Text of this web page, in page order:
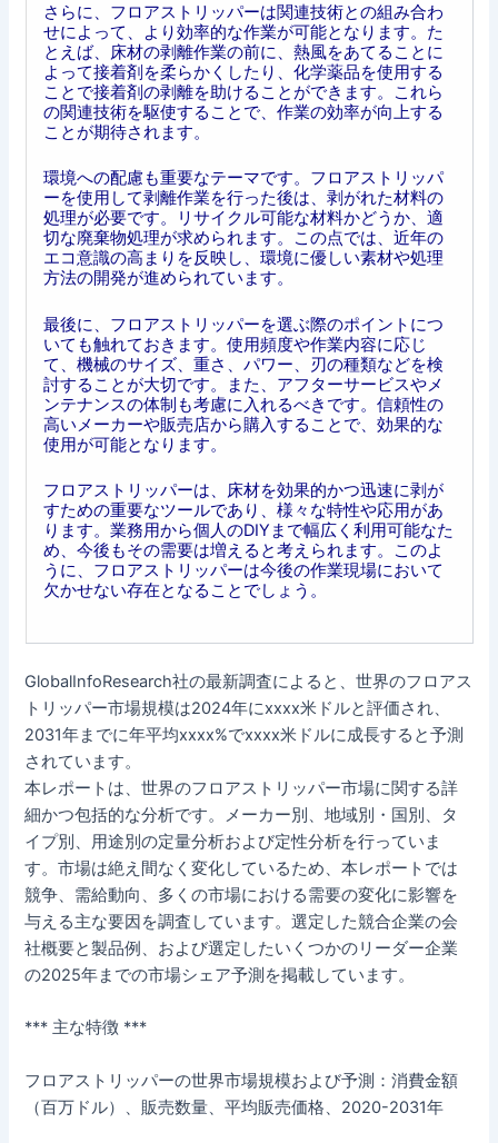
さらに、フロアストリッパーは関連技術との組み合わ
せによって、より効率的な作業が可能となります。た
とえば、床材の剥離作業の前に、熱風をあてることに
よって接着剤を柔らかくしたり、化学薬品を使用する
ことで接着剤の剥離を助けることができます。これら
の関連技術を駆使することで、作業の効率が向上する
ことが期待されます。
環境への配慮も重要なテーマです。フロアストリッパ
ーを使用して剥離作業を行った後は、剥がれた材料の
処理が必要です。リサイクル可能な材料かどうか、適
切な廃棄物処理が求められます。この点では、近年の
エコ意識の高まりを反映し、環境に優しい素材や処理
方法の開発が進められています。
最後に、フロアストリッパーを選ぶ際のポイントにつ
いても触れておきます。使用頻度や作業内容に応じ
て、機械のサイズ、重さ、パワー、刃の種類などを検
討することが大切です。また、アフターサービスやメ
ンテナンスの体制も考慮に入れるべきです。信頼性の
高いメーカーや販売店から購入することで、効果的な
使用が可能となります。
フロアストリッパーは、床材を効果的かつ迅速に剥が
すための重要なツールであり、様々な特性や応用があ
ります。業務用から個人のDIYまで幅広く利用可能なた
め、今後もその需要は増えると考えられます。このよ
うに、フロアストリッパーは今後の作業現場において
欠かせない存在となることでしょう。
GlobalInfoResearch社の最新調査によると、世界のフロアス
トリッパー市場規模は2024年にxxxx米ドルと評価され、
2031年までに年平均xxxx%でxxxx米ドルに成長すると予測
されています。
本レポートは、世界のフロアストリッパー市場に関する詳
細かつ包括的な分析です。メーカー別、地域別・国別、タ
イプ別、用途別の定量分析および定性分析を行っていま
す。市場は絶え間なく変化しているため、本レポートでは
競争、需給動向、多くの市場における需要の変化に影響を
与える主な要因を調査しています。選定した競合企業の会
社概要と製品例、および選定したいくつかのリーダー企業
の2025年までの市場シェア予測を掲載しています。
*** 主な特徴 ***
フロアストリッパーの世界市場規模および予測：消費金額
（百万ドル）、販売数量、平均販売価格、2020-2031年